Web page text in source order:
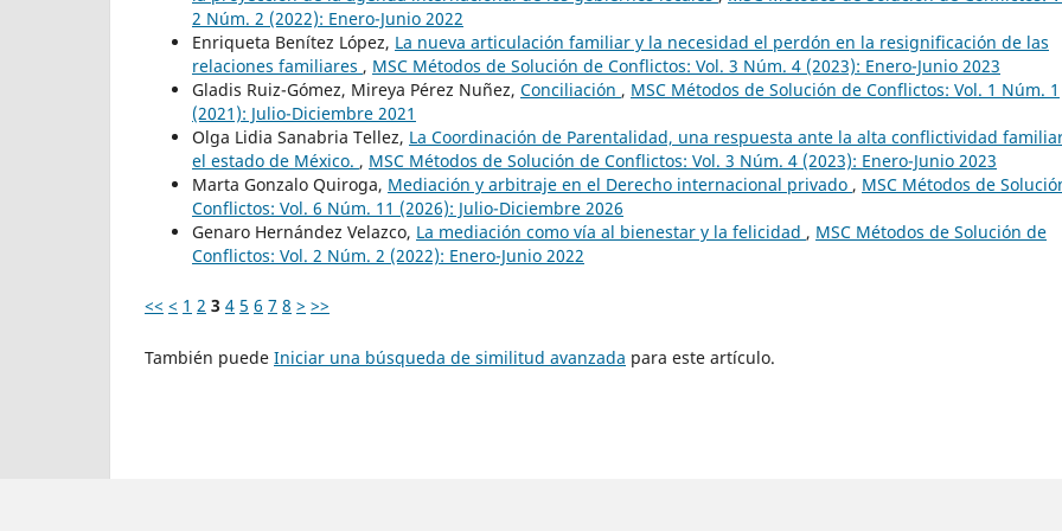
2 Núm. 2 (2022): Enero-Junio 2022
Enriqueta Benítez López, La nueva articulación familiar y la necesidad el perdón en la resignificación de las
relaciones familiares , MSC Métodos de Solución de Conflictos: Vol. 3 Núm. 4 (2023): Enero-Junio 2023
Gladis Ruiz-Gómez, Mireya Pérez Nuñez, Conciliación , MSC Métodos de Solución de Conflictos: Vol. 1 Núm. 1
(2021): Julio-Diciembre 2021
Olga Lidia Sanabria Tellez, La Coordinación de Parentalidad, una respuesta ante la alta conflictividad
el estado de México. , MSC Métodos de Solución de Conflictos: Vol. 3 Núm. 4 (2023): Enero-Junio 2023
Marta Gonzalo Quiroga, Mediación y arbitraje en el Derecho internacional privado , MSC Métodos de
Conflictos: Vol. 6 Núm. 11 (2026): Julio-Diciembre 2026
Genaro Hernández Velazco, La mediación como vía al bienestar y la felicidad , MSC Métodos de Solución de
Conflictos: Vol. 2 Núm. 2 (2022): Enero-Junio 2022
<< < 1 2 3 4 5 6 7 8 > >>
También puede Iniciar una búsqueda de similitud avanzada para este artículo.